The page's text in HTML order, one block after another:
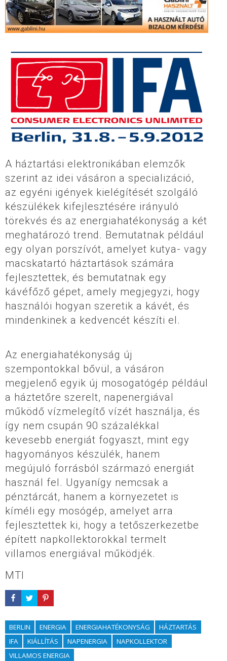
A háztartási elektronikában elemzők
szerint az idei vásáron a specializáció,
az egyéni igények kielégítését szolgáló
készülékek kifejlesztésére irányuló
törekvés és az energiahatékonyság a két
meghatározó trend. Bemutatnak például
egy olyan porszívót, amelyet kutya- vagy
macskatartó háztartások számára
fejlesztettek, és bemutatnak egy
kávéfőző gépet, amely megjegyzi, hogy
használói hogyan szeretik a kávét, és
mindenkinek a kedvencét készíti el.
Az energiahatékonyság új
szempontokkal bővül, a vásáron
megjelenő egyik új mosogatógép például
a háztetőre szerelt, napenergiával
működő vízmelegítő vízét használja, és
így nem csupán 90 százalékkal
kevesebb energiát fogyaszt, mint egy
hagyományos készülék, hanem
megújuló forrásból származó energiát
használ fel. Ugyanígy nemcsak a
pénztárcát, hanem a környezetet is
kíméli egy mosógép, amelyet arra
fejlesztettek ki, hogy a tetőszerkezetbe
épített napkollektorokkal termelt
villamos energiával működjék.
MTI
BERLIN ENERGIA ENERGIAHATÉKONYSÁG
HÁZTARTÁS
IFA
KIÁLLÍTÁS NAPENERGIA
NAPKOLLEKTOR
VILLAMOS ENERGIA